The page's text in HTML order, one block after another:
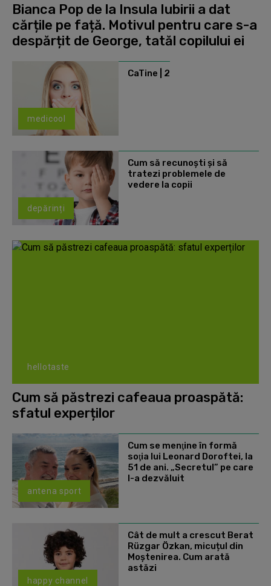
Bianca Pop de la Insula Iubirii a dat
cărțile pe față. Motivul pentru care s-a
despărțit de George, tatăl copilului ei
medicool
CaTine | 2
depărinți
Cum să recunoști și să
tratezi problemele de
vedere la copii
hellotaste
Cum să păstrezi cafeaua proaspătă:
sfatul experților
antena sport
Cum se menţine în formă
soţia lui Leonard Doroftei, la
51 de ani. „Secretul” pe care
l-a dezvăluit
happy channel
Cât de mult a crescut Berat
Rüzgar Özkan, micuțul din
Moștenirea. Cum arată
astăzi